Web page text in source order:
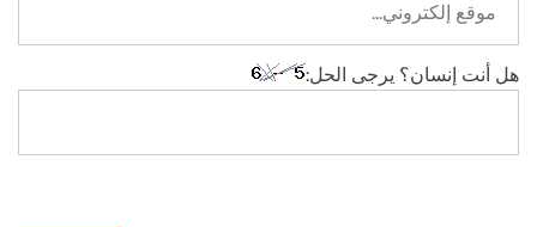
هل أنت إنسان؟ يرجى الحل: